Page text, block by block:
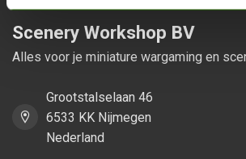
Scenery Workshop BV
Alles voor je miniature wargaming en
Grootstalselaan 46
6533 KK Nijmegen
Nederland